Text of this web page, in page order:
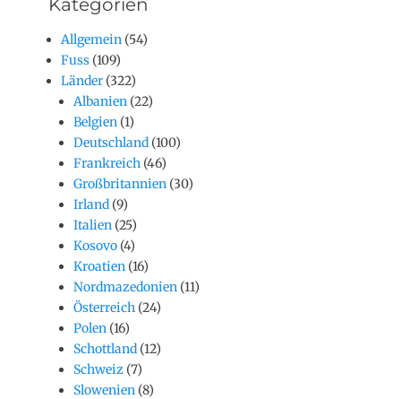
Kategorien
Allgemein (54)
Fuss (109)
Länder (322)
Albanien (22)
Belgien (1)
Deutschland (100)
Frankreich (46)
Großbritannien (30)
Irland (9)
Italien (25)
Kosovo (4)
Kroatien (16)
Nordmazedonien (11)
Österreich (24)
Polen (16)
Schottland (12)
Schweiz (7)
Slowenien (8)